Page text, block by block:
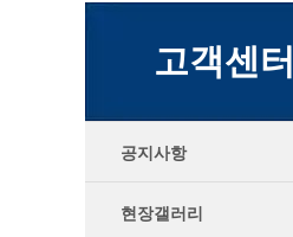
고객센터
공지사항
현장갤러리